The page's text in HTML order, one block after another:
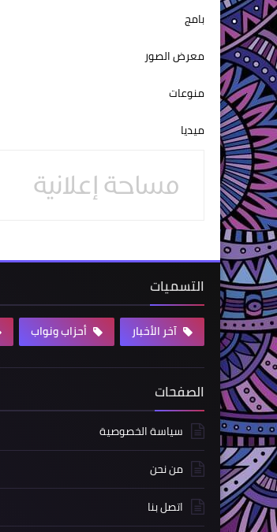
بامج
معرض الصور
منوعات
ميديا
التسميات
آخر الأخبار أحزاب ونواب
الصفحات
سياسة الخصوصية
من نحن
اتصل بنا